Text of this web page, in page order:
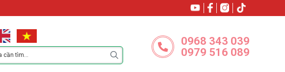
0968 343 039
0979 516 089